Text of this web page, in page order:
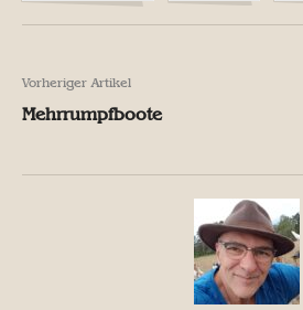
Vorheriger Artikel
Mehrrumpfboote